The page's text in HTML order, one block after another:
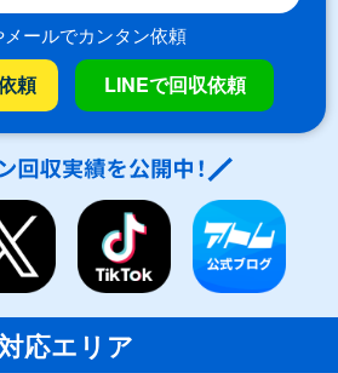
メールでカンタン依頼
頼 LINEで回収依頼
対応エリア